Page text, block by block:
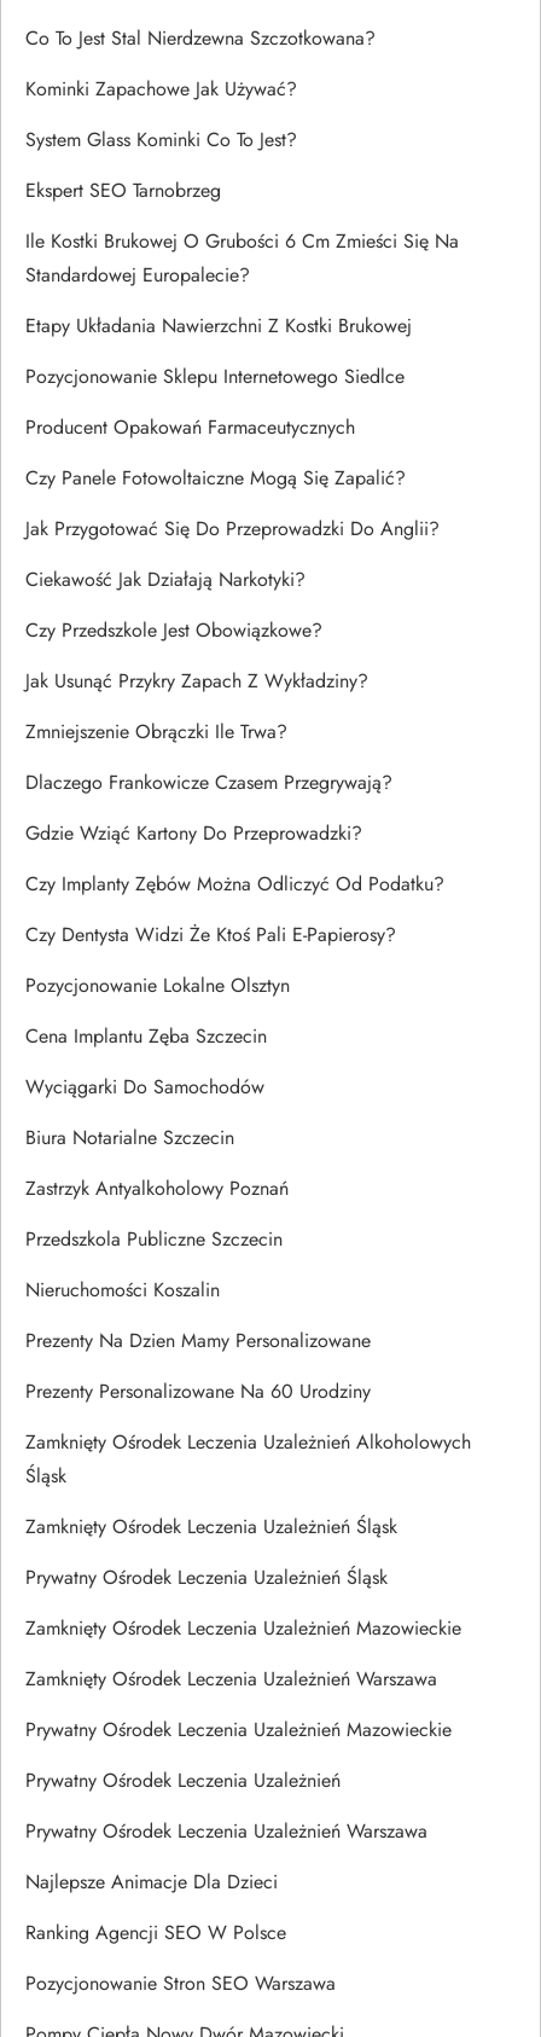
Co To Jest Stal Nierdzewna Szczotkowana?
Kominki Zapachowe Jak Używać?
System Glass Kominki Co To Jest?
Ekspert SEO Tarnobrzeg
Ile Kostki Brukowej O Grubości 6 Cm Zmieści Się Na
Standardowej Europalecie?
Etapy Układania Nawierzchni Z Kostki Brukowej
Pozycjonowanie Sklepu Internetowego Siedlce
Producent Opakowań Farmaceutycznych
Czy Panele Fotowoltaiczne Mogą Się Zapalić?
Jak Przygotować Się Do Przeprowadzki Do Anglii?
Ciekawość Jak Działają Narkotyki?
Czy Przedszkole Jest Obowiązkowe?
Jak Usunąć Przykry Zapach Z Wykładziny?
Zmniejszenie Obrączki Ile Trwa?
Dlaczego Frankowicze Czasem Przegrywają?
Gdzie Wziąć Kartony Do Przeprowadzki?
Czy Implanty Zębów Można Odliczyć Od Podatku?
Czy Dentysta Widzi Że Ktoś Pali E-Papierosy?
Pozycjonowanie Lokalne Olsztyn
Cena Implantu Zęba Szczecin
Wyciągarki Do Samochodów
Biura Notarialne Szczecin
Zastrzyk Antyalkoholowy Poznań
Przedszkola Publiczne Szczecin
Nieruchomości Koszalin
Prezenty Na Dzien Mamy Personalizowane
Prezenty Personalizowane Na 60 Urodziny
Zamknięty Ośrodek Leczenia Uzależnień Alkoholowych
Śląsk
Zamknięty Ośrodek Leczenia Uzależnień Śląsk
Prywatny Ośrodek Leczenia Uzależnień Śląsk
Zamknięty Ośrodek Leczenia Uzależnień Mazowieckie
Zamknięty Ośrodek Leczenia Uzależnień Warszawa
Prywatny Ośrodek Leczenia Uzależnień Mazowieckie
Prywatny Ośrodek Leczenia Uzależnień
Prywatny Ośrodek Leczenia Uzależnień Warszawa
Najlepsze Animacje Dla Dzieci
Ranking Agencji SEO W Polsce
Pozycjonowanie Stron SEO Warszawa